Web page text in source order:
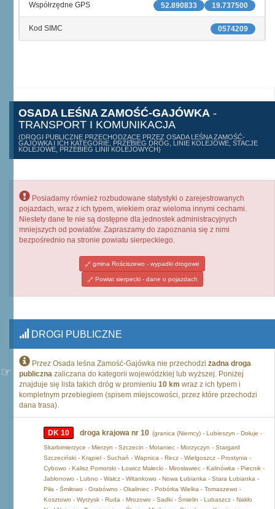
19.737500
52.890833
Współrzędne GPS
0574209
Kod SIMC
OSADA LEŚNA ZAMOŚĆ-GAJÓWKA -
TRANSPORT I KOMUNIKACJA
(DROGI PUBLICZNE PRZECHODZĄCE PRZEZ OSADA LEŚNA ZAMOŚĆ-
GAJÓWKA I ICH KATEGORIE, PRZEBIEG DRÓG, LINIE KOLEJOWE, STACJE
KOLEJOWE, PRZEBIEG LINII KOLEJOWYCH)
Posiadamy również rozbudowane statystyki o zarejestrowanych
pojazdach, wraz z ich typem, wiekiem oraz wieloma innymi cechami.
Niestety dane te nie są dostępne dla jednostek administracyjnych
mniejszych od powiatów. Zapraszamy do zapoznania się z nimi
bezpośrednio na stronie powiatu sierpeckiego.
gmina Rościszewo - wypadki drogowe
Powiat sierpecki - dane o pojazdach
DROGI PUBLICZNE
Przez Osada leśna Zamość-Gajówka nie przechodzi żadna droga
publiczna zaliczana do kategorii wojewódzkiej lub wyższej. Poniżej
znajduje się lista takich dróg w promieniu 10 km wraz z ich typem i
kompletnym przebiegiem (spisem miejscowości, przez które przechodzi
dana trasa).
DK 10 droga krajowa nr 10 (granica (Niemcy) - Lubieszyn - Dołuje -
Skarbimierzyce - Mierzyn - Szczecin - Motaniec - Morzyczyn - Stargard
Szczeciński - Krąpiel - Suchań - Wapnica - Recz - Wielgoszcz - Prostynia -
Cybowo - Kalisz Pomorski - Łowicz Małecki - Mirosławiec - Kalinówka - Piecnik -
Jabłonowo - Lubno - Wałcz - Witankowo - Nowa Łubianka - Stara Łubianka -
Piła - Śmiłowo - Grabówno - Okaliniec - Pobórka Wielka - Tomaszewo -
Kosztowo - Wyrzysk - Ruda - Mrozowo - Sadki - Śmielin - Lubaszcz - Nakło